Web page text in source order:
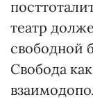
театр
свободной
Свобода